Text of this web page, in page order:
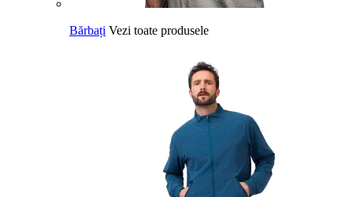
Bărbați Vezi toate produsele